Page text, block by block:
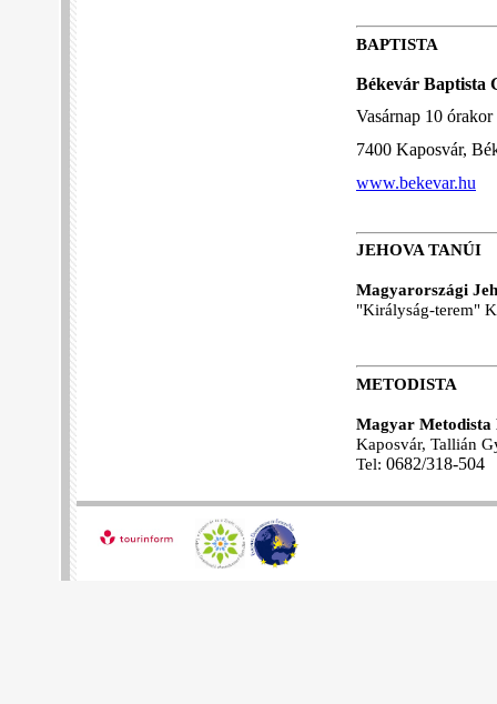
BAPTISTA
Békevár Baptista
Vasárnap 10
7400 Kaposvár,
www.bekevar.hu
JEHOVA TANÚI
Magyarországi
"Királyság-terem"
METODISTA
Magyar Metodista
Kaposvár, Tallián
Tel: 0682/318-504